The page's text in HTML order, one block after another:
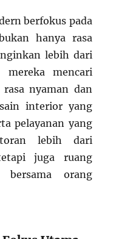
berfokus pada
hanya rasa
lebih dari
mencari
rasa nyaman dan
interior yang
pelayanan yang
lebih dari
juga ruang
orang